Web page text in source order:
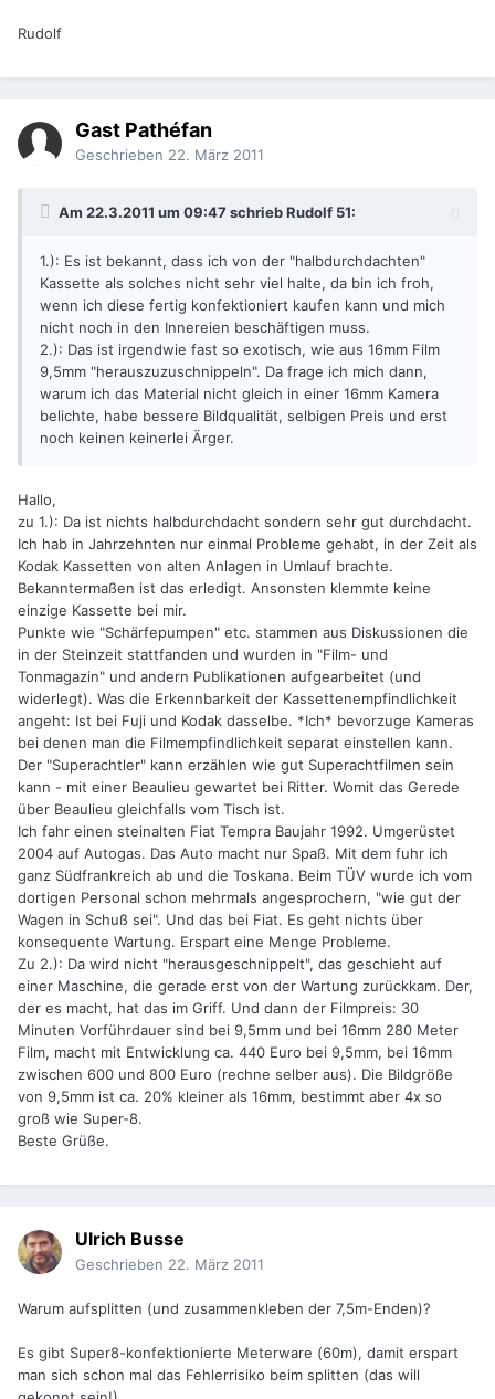
Rudolf
Gast Pathéfan
Geschrieben 22. März 2011
Am 22.3.2011 um 09:47 schrieb Rudolf 51:
1.): Es ist bekannt, dass ich von der "halbdurchdachten"
Kassette als solches nicht sehr viel halte, da bin ich froh,
wenn ich diese fertig konfektioniert kaufen kann und mich
nicht noch in den Innereien beschäftigen muss.
2.): Das ist irgendwie fast so exotisch, wie aus 16mm Film
9,5mm "herauszuzuschnippeln". Da frage ich mich dann,
warum ich das Material nicht gleich in einer 16mm Kamera
belichte, habe bessere Bildqualität, selbigen Preis und erst
noch keinen keinerlei Ärger.
Hallo,
zu 1.): Da ist nichts halbdurchdacht sondern sehr gut durchdacht.
Ich hab in Jahrzehnten nur einmal Probleme gehabt, in der Zeit als
Kodak Kassetten von alten Anlagen in Umlauf brachte.
Bekanntermaßen ist das erledigt. Ansonsten klemmte keine
einzige Kassette bei mir.
Punkte wie "Schärfepumpen" etc. stammen aus Diskussionen die
in der Steinzeit stattfanden und wurden in "Film- und
Tonmagazin" und andern Publikationen aufgearbeitet (und
widerlegt). Was die Erkennbarkeit der Kassettenempfindlichkeit
angeht: Ist bei Fuji und Kodak dasselbe. *Ich* bevorzuge Kameras
bei denen man die Filmempfindlichkeit separat einstellen kann.
Der "Superachtler" kann erzählen wie gut Superachtfilmen sein
kann - mit einer Beaulieu gewartet bei Ritter. Womit das Gerede
über Beaulieu gleichfalls vom Tisch ist.
Ich fahr einen steinalten Fiat Tempra Baujahr 1992. Umgerüstet
2004 auf Autogas. Das Auto macht nur Spaß. Mit dem fuhr ich
ganz Südfrankreich ab und die Toskana. Beim TÜV wurde ich vom
dortigen Personal schon mehrmals angesprochern, "wie gut der
Wagen in Schuß sei". Und das bei Fiat. Es geht nichts über
konsequente Wartung. Erspart eine Menge Probleme.
Zu 2.): Da wird nicht "herausgeschnippelt", das geschieht auf
einer Maschine, die gerade erst von der Wartung zurückkam. Der,
der es macht, hat das im Griff. Und dann der Filmpreis: 30
Minuten Vorführdauer sind bei 9,5mm und bei 16mm 280 Meter
Film, macht mit Entwicklung ca. 440 Euro bei 9,5mm, bei 16mm
zwischen 600 und 800 Euro (rechne selber aus). Die Bildgröße
von 9,5mm ist ca. 20% kleiner als 16mm, bestimmt aber 4x so
groß wie Super-8.
Beste Grüße.
Ulrich Busse
Geschrieben 22. März 2011
Warum aufsplitten (und zusammenkleben der 7,5m-Enden)?
Es gibt Super8-konfektionierte Meterware (60m), damit erspart
man sich schon mal das Fehlerrisiko beim splitten (das will